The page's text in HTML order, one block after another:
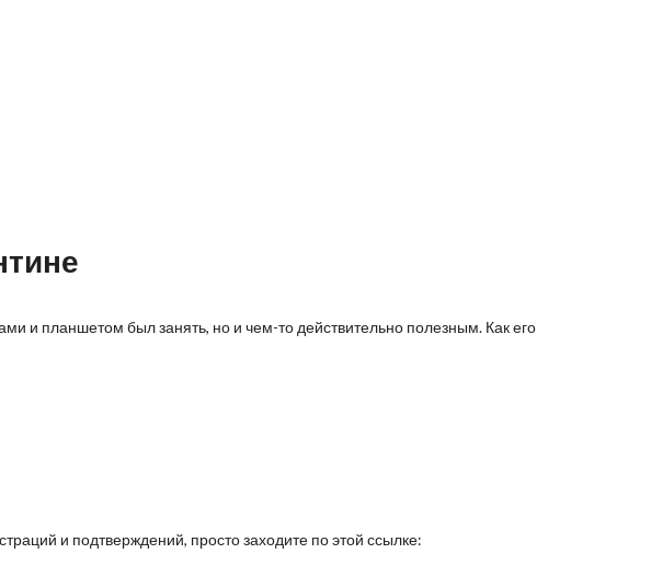
и планшетом был занять, но и чем-то действительно полезным. Как его
и подтверждений, просто заходите по этой ссылке: